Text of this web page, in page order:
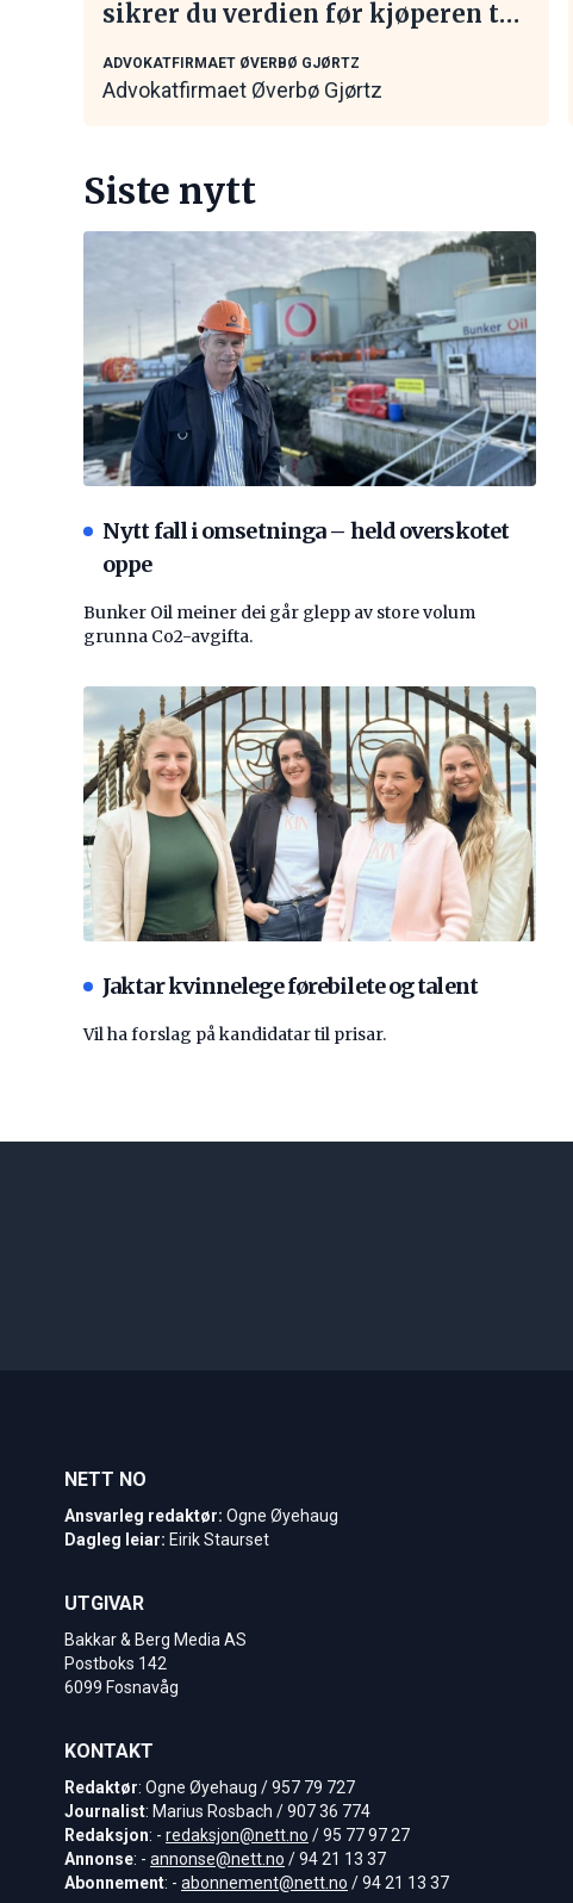
sikrer du verdien før kjøperen tar
ADVOKATFIRMAET ØVERBØ GJØRTZ
Advokatfirmaet Øverbø Gjørtz
Siste nytt
Nytt fall i omsetninga – held overskotet
oppe
Bunker Oil meiner dei går glepp av store volum
grunna Co2-avgifta.
Jaktar kvinnelege førebilete og talent
Vil ha forslag på kandidatar til prisar.
NETT NO
Ansvarleg redaktør: Ogne Øyehaug
Dagleg leiar: Eirik Staurset
UTGIVAR
Bakkar & Berg Media AS
Postboks 142
6099 Fosnavåg
KONTAKT
Redaktør: Ogne Øyehaug / 957 79 727
Journalist: Marius Rosbach / 907 36 774
Redaksjon: - redaksjon@nett.no / 95 77 97 27
Annonse: - annonse@nett.no / 94 21 13 37
Abonnement: - abonnement@nett.no / 94 21 13 37